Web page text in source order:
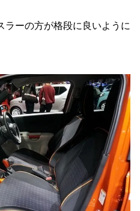
ラーの方が格段に良いように